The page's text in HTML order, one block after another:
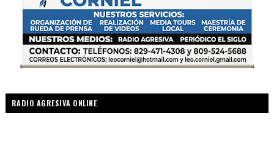
RADIO AGRESIVA ONLINE